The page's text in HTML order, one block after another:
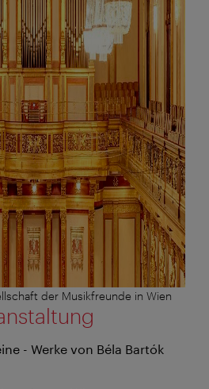
der Musikfreunde in Wien
- Werke von Béla Bartók